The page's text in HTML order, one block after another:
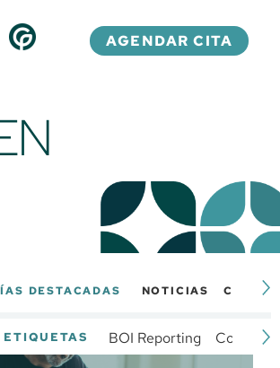
AGENDAR CITA
DESTACADAS NOTICIAS
BOI Reporting